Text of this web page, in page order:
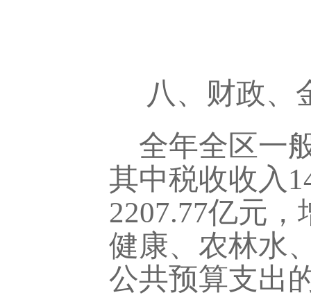
八、财政、
全年全区一
其中税收收入
2207.77亿元，
健康、农林水
公共预算支出